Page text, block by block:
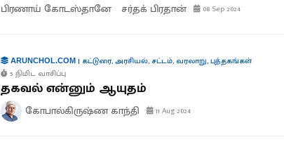
பிரணாய் கோடஸ்தானே சர்தக் பிரதான் 08 Sep 2024
ARUNCHOL.COM| கட்டுரை,அரசியல், சட்டம், வரலாறு,புத்தகங்கள்
5 நிமிட வாசிப்பு
தகவல் என்னும் ஆயுதம்
கோபால்கிருஷ்ண காந்தி 11 Aug 2024